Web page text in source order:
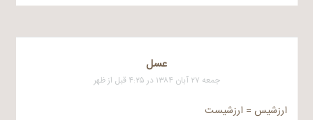
عسل
جمعه ۲۷ آبان ۱۳۸۴ در ۴:۲۵ قبل از ظهر
ارزشیس = ارزشیست